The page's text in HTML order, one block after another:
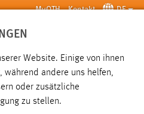
MyOTH Kontakt DE
SUCHE
Website. Einige von ihnen
andere uns helfen,
oder zusätzliche
zu stellen.